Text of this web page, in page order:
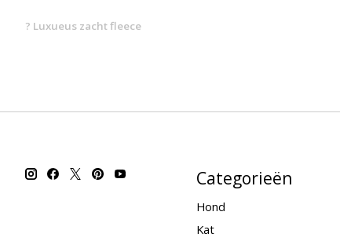
? Luxueus zacht fleece
Categorieën
Hond
Kat